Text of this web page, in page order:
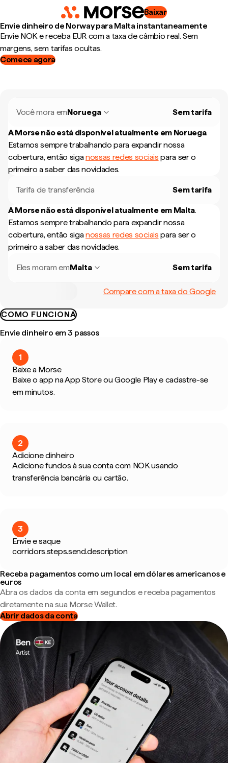
Baixar
Envie dinheiro de Norway para Malta instantaneamente
Envie NOK e receba EUR com a taxa de câmbio real. Sem
margens, sem tarifas ocultas.
Comece agora
Você mora emNoruega Sem tarifa
A Morse não está disponível atualmente em Noruega.
Estamos sempre trabalhando para expandir nossa
cobertura, então siganossas redes sociais para ser o
primeiro a saber das novidades.
Tarifa de transferência Sem tarifa
A Morse não está disponível atualmente em Malta.
Estamos sempre trabalhando para expandir nossa
cobertura, então siganossas redes sociais para ser o
primeiro a saber das novidades.
Eles moram emMalta Sem tarifa
Compare com a taxa do Google
COMO FUNCIONA
Envie dinheiro em 3 passos
1
Baixe a Morse
Baixe o app na App Store ou Google Play e cadastre-se
em minutos.
2
Adicione dinheiro
Adicione fundos à sua conta com NOK usando
transferência bancária ou cartão.
3
Envie e saque
corridors.steps.send.description
Receba pagamentos como um local em dólares americanos e
euros
Abra os dados da conta em segundos e receba pagamentos
diretamente na sua Morse Wallet.
Abrir dados da conta